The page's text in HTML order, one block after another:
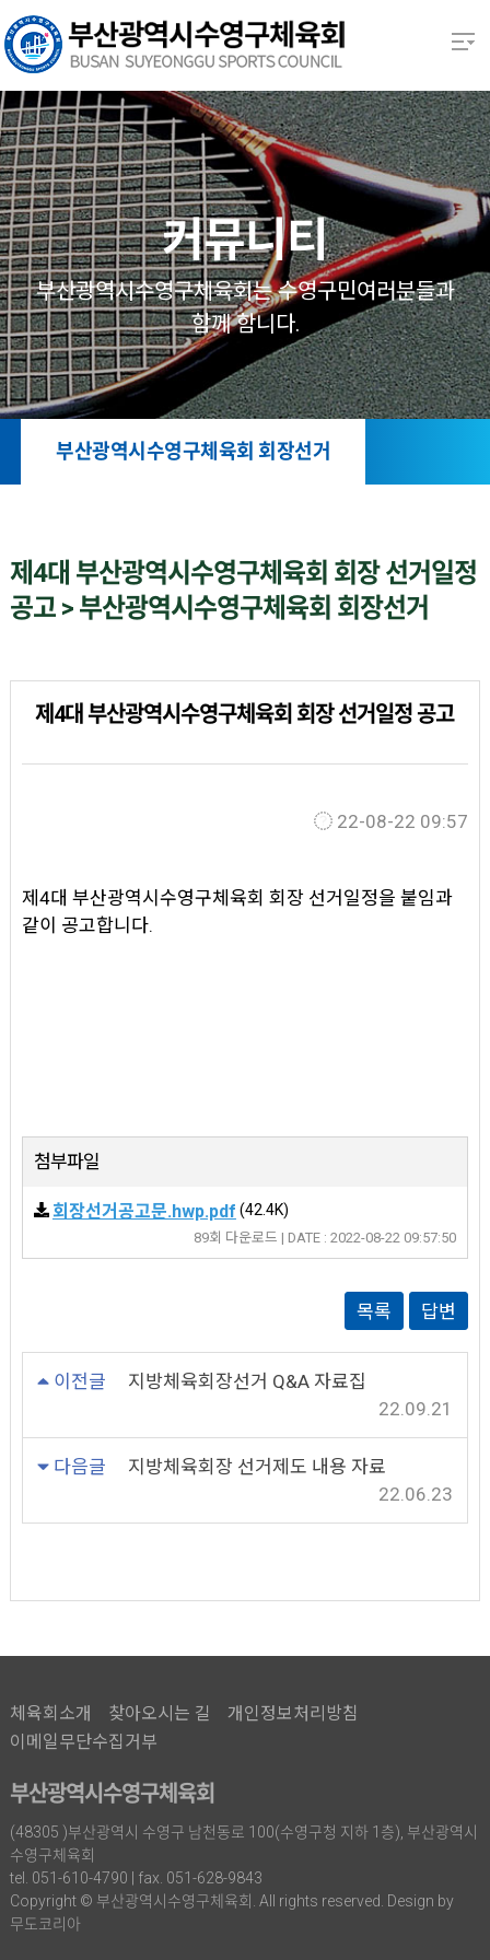
본문 바로가기
열기
열기
열기
열기
열기
열기
커뮤니티
부산광역시수영구체육회는 수영구민여러분들과
함께 함니다.
부산광역시수영구체육회 회장선거
제4대 부산광역시수영구체육회 회장 선거일정
공고 > 부산광역시수영구체육회 회장선거
제4대 부산광역시수영구체육회 회장 선거일정 공고
22-08-22 09:57
제4대 부산광역시수영구체육회 회장 선거일정을 붙임과
같이 공고합니다.
첨부파일
회장선거공고문.hwp.pdf (42.4K)
89회 다운로드 | DATE : 2022-08-22 09:57:50
목록 답변
이전글
지방체육회장선거 Q&A 자료집
22.09.21
다음글
지방체육회장 선거제도 내용 자료
22.06.23
체육회소개 찾아오시는 길
개인정보처리방침
이메일무단수집거부
부산광역시수영구체육회
(48305 )부산광역시 수영구 남천동로 100(수영구청 지하 1층), 부산광역시
수영구체육회
tel. 051-610-4790 | fax. 051-628-9843
Copyright © 부산광역시수영구체육회. All rights reserved. Design by
무도코리아